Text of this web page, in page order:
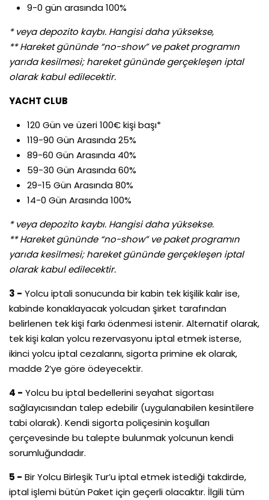
9-0 gün arasında 100%
* veya depozito kaybı. Hangisi daha yüksekse,
** Hareket gününde “no-show” ve paket programın
yarıda kesilmesi; hareket gününde gerçekleşen iptal
olarak kabul edilecektir.
YACHT CLUB
120 Gün ve üzeri 100€ kişi başı*
119-90 Gün Arasında 25%
89-60 Gün Arasında 40%
59-30 Gün Arasında 60%
29-15 Gün Arasında 80%
14-0 Gün Arasında 100%
* veya depozito kaybı. Hangisi daha yüksekse.
** Hareket gününde “no-show” ve paket programın
yarıda kesilmesi; hareket gününde gerçekleşen iptal
olarak kabul edilecektir.
3 - Yolcu iptali sonucunda bir kabin tek kişilik kalır ise,
kabinde konaklayacak yolcudan şirket tarafından
belirlenen tek kişi farkı ödenmesi istenir. Alternatif olarak,
tek kişi kalan yolcu rezervasyonu iptal etmek isterse,
ikinci yolcu iptal cezalarını, sigorta primine ek olarak,
madde 2’ye göre ödeyecektir.
4 - Yolcu bu iptal bedellerini seyahat sigortası
sağlayıcısından talep edebilir (uygulanabilen kesintilere
tabi olarak). Kendi sigorta poliçesinin koşulları
çerçevesinde bu talepte bulunmak yolcunun kendi
sorumluğundadır.
5 - Bir Yolcu Birleşik Tur’u iptal etmek istediği takdirde,
iptal işlemi bütün Paket için geçerli olacaktır. İlgili tüm